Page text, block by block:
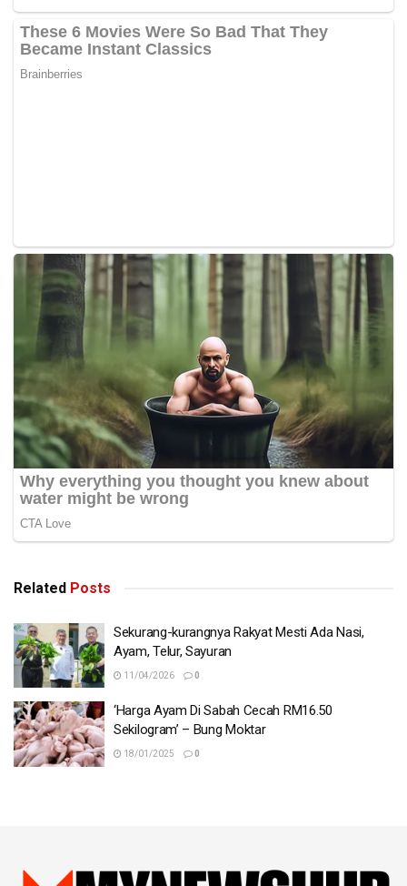
Related Posts
Sekurang-kurangnya Rakyat Mesti Ada Nasi,
Ayam, Telur, Sayuran
11/04/2026 0
‘Harga Ayam Di Sabah Cecah RM16.50
Sekilogram’ – Bung Moktar
18/01/2025 0